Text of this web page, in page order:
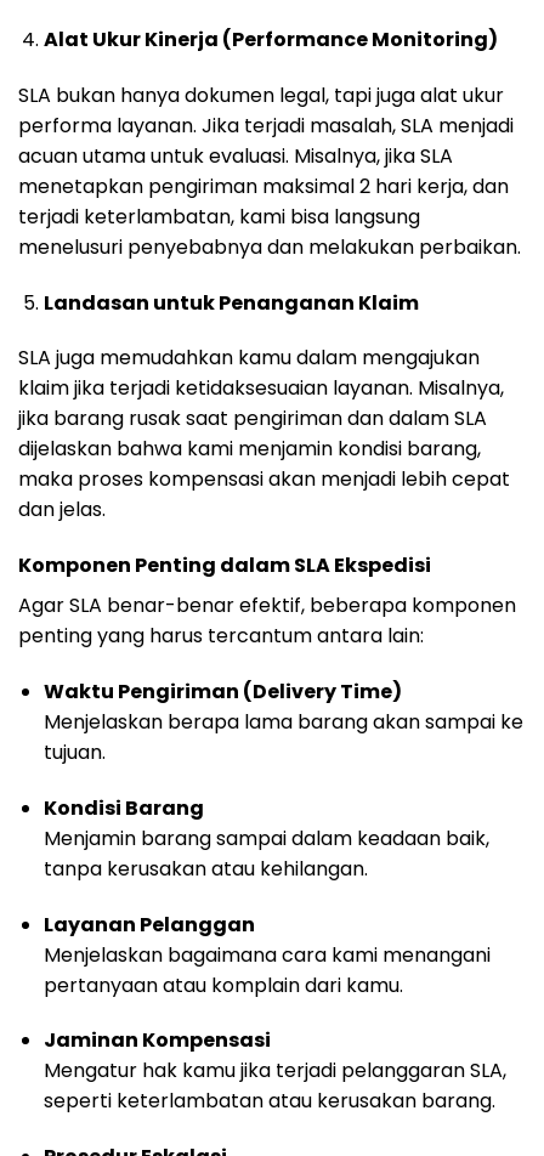
Alat Ukur Kinerja (Performance Monitoring)
SLA bukan hanya dokumen legal, tapi juga alat ukur
performa layanan. Jika terjadi masalah, SLA menjadi
acuan utama untuk evaluasi. Misalnya, jika SLA
menetapkan pengiriman maksimal 2 hari kerja, dan
terjadi keterlambatan, kami bisa langsung
menelusuri penyebabnya dan melakukan perbaikan.
Landasan untuk Penanganan Klaim
SLA juga memudahkan kamu dalam mengajukan
klaim jika terjadi ketidaksesuaian layanan. Misalnya,
jika barang rusak saat pengiriman dan dalam SLA
dijelaskan bahwa kami menjamin kondisi barang,
maka proses kompensasi akan menjadi lebih cepat
dan jelas.
Komponen Penting dalam SLA Ekspedisi
Agar SLA benar-benar efektif, beberapa komponen
penting yang harus tercantum antara lain:
Waktu Pengiriman (Delivery Time)
Menjelaskan berapa lama barang akan sampai ke
tujuan.
Kondisi Barang
Menjamin barang sampai dalam keadaan baik,
tanpa kerusakan atau kehilangan.
Layanan Pelanggan
Menjelaskan bagaimana cara kami menangani
pertanyaan atau komplain dari kamu.
Jaminan Kompensasi
Mengatur hak kamu jika terjadi pelanggaran SLA,
seperti keterlambatan atau kerusakan barang.